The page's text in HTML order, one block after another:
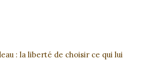
: la liberté de choisir ce qui lui